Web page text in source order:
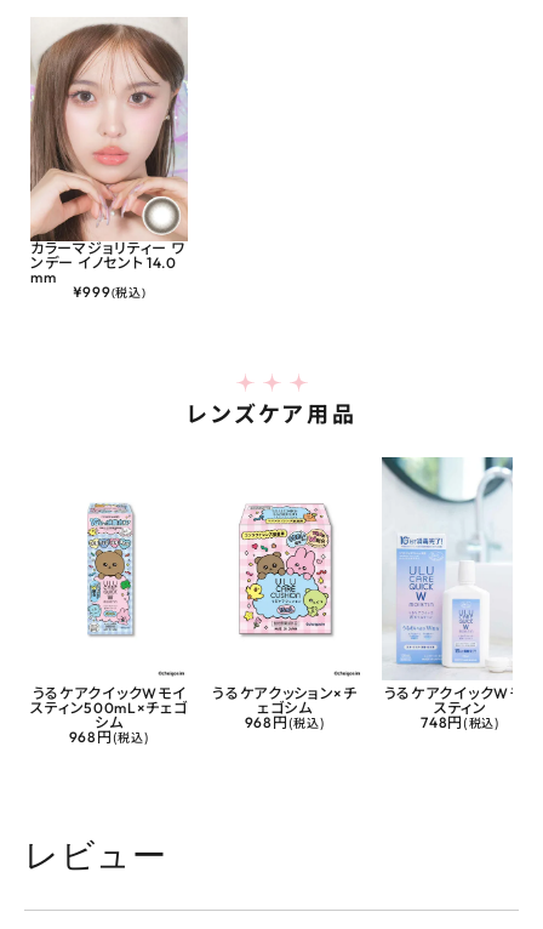
カラーマジョリティー ワ
ンデー イノセント 14.0
mm
¥999(税込)
レンズケア用品
うるケアクイックWモイ
スティン500mL×チェゴ
シム
968円 (税込)
うるケアクッション×チ
ェゴシム
968円 (税込)
うるケアクイックWモイ
スティン
748円 (税込)
レビュー